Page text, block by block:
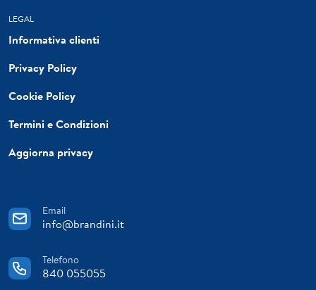
LEGAL
Informativa clienti
Privacy Policy
Cookie Policy
Termini e Condizioni
Aggiorna privacy
Email
info@brandini.it
Telefono
840 055055